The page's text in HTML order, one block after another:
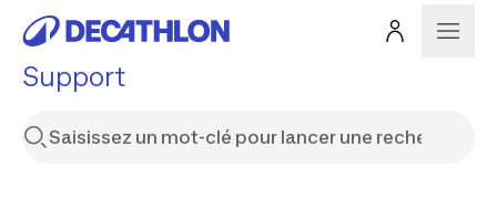
Support